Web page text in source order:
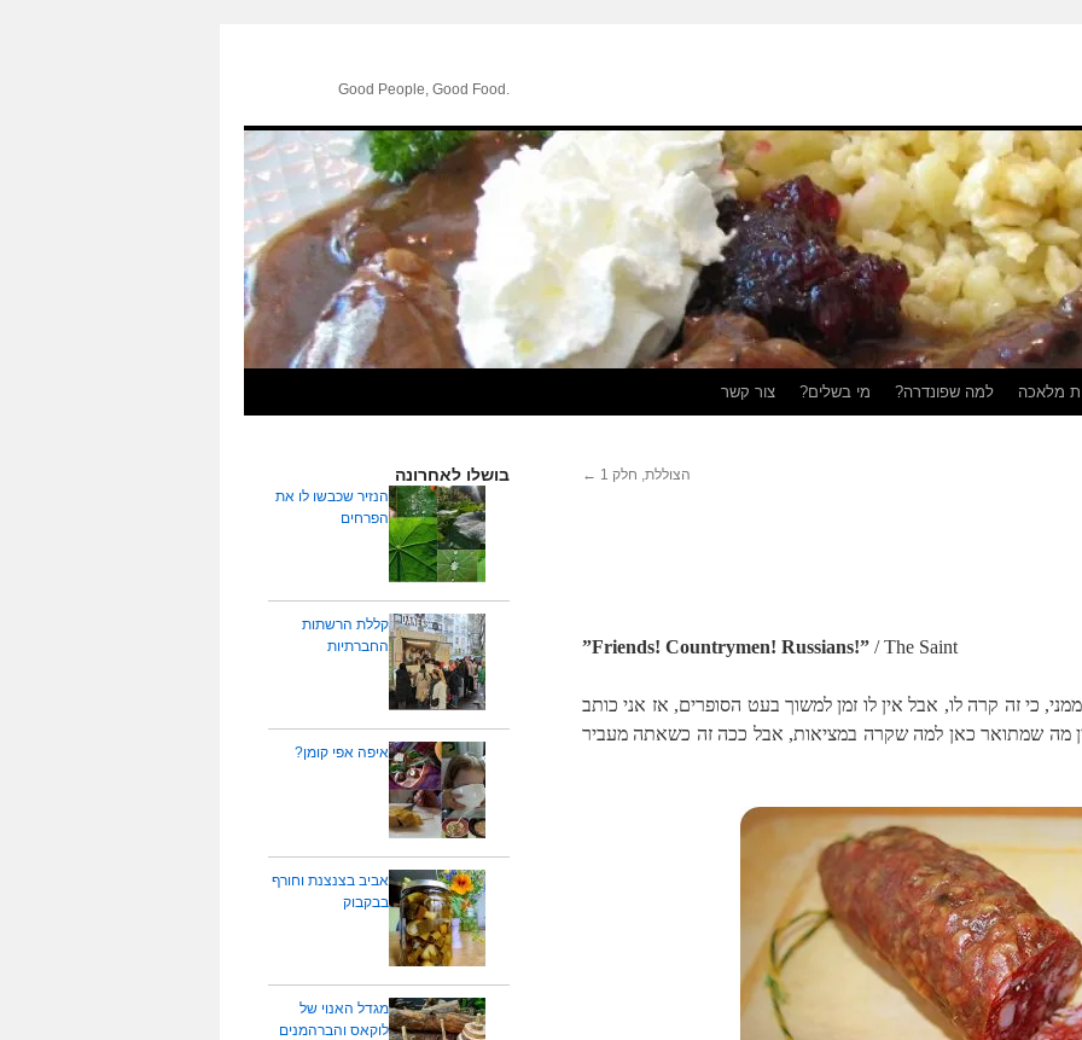
.Good People, Good Food
מלאכה למה שפונדרה? מי בשלים? צור קשר
הצוללת, חלק 1 ←
Friends! Countrymen! Russians!” / The Saint
”
כי זה קרה לו, אבל אין לו זמן למשוך בעט הסופרים, אז אני כותב
מה שמתואר כאן למה שקרה במציאות, אבל ככה זה כשאתה מעביר
בושלו לאחרונה
הנזיר שכבשו לו את
הפרחים
קללת הרשתות
החברתיות
איפה אפי קומן?
אביב בצנצנת וחורף
בבקבוק
מגדל האנוי של
לוקאס והברהמנים